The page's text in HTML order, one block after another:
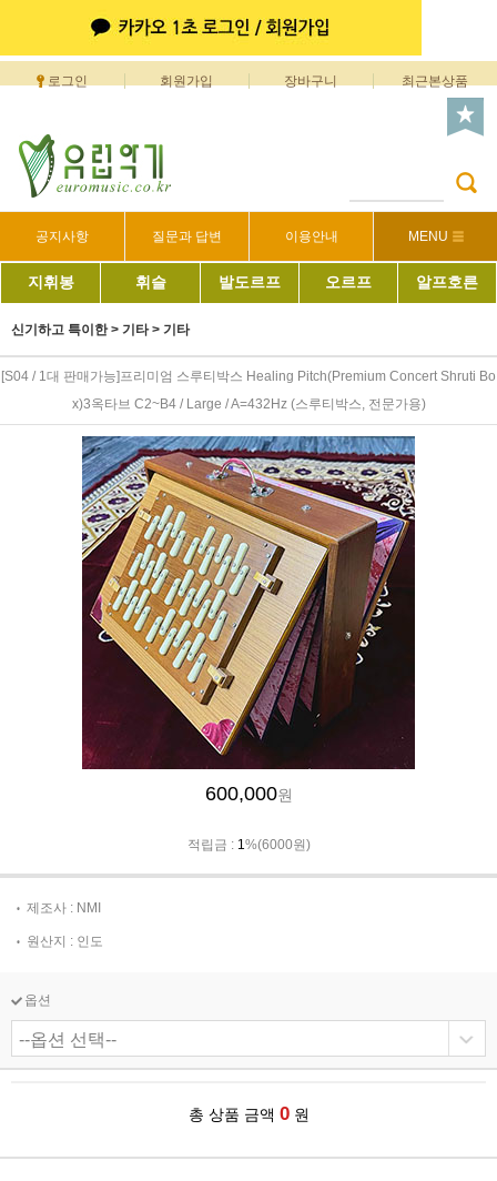
로그인 회원가입 장바구니 최근본상품
공지사항 질문과 답변 이용안내 MENU
지휘봉 휘슬 발도르프 오르프 알프호른
신기하고 특이한> 기타> 기타
[S04 / 1대 판매가능]프리미엄 스루티박스 Healing Pitch(Premium Concert Shruti Bo
x)3옥타브 C2~B4 / Large / A=432Hz (스루티박스, 전문가용)
600,000원
적립금 : 1%(6000원)
제조사 : NMI
원산지 : 인도
옵션
총 상품 금액 0 원